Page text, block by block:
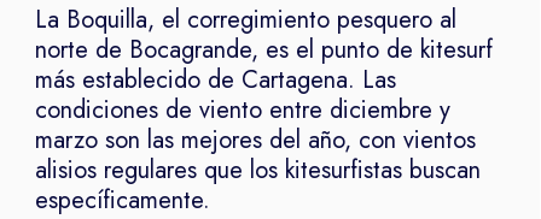
La Boquilla, el corregimiento pesquero al
norte de Bocagrande, es el punto de kitesurf
más establecido de Cartagena. Las
condiciones de viento entre diciembre y
marzo son las mejores del año, con vientos
alisios regulares que los kitesurfistas buscan
específicamente.